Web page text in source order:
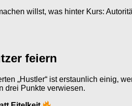
willst, was hinter Kurs:
feiern
„Hustler“ ist erstaunlich einig,
drei Punkte verwiesen.